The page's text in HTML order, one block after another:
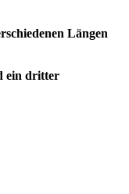
Längen
ein dritter